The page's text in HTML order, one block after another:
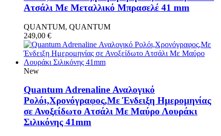
Ατσάλι Με Μεταλλικό Μπρασελέ 41 mm
QUANTUM, QUANTUM
249,00 €
New
Quantum Adrenaline Αναλογικό
Ρολόι,Χρονόγραφος,Με Ένδειξη Ημερομηνίας
σε Ανοξείδωτο Ατσάλι Με Μαύρο Λουράκι
Σιλικόνης 41mm